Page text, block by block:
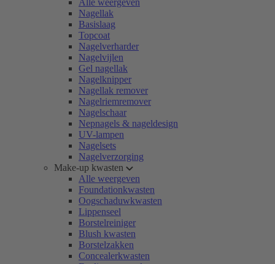
Alle weergeven
Nagellak
Basislaag
Topcoat
Nagelverharder
Nagelvijlen
Gel nagellak
Nagelknipper
Nagellak remover
Nagelriemremover
Nagelschaar
Nepnagels & nageldesign
UV-lampen
Nagelsets
Nagelverzorging
Make-up kwasten
Alle weergeven
Foundationkwasten
Oogschaduwkwasten
Lippenseel
Borstelreiniger
Blush kwasten
Borstelzakken
Concealerkwasten